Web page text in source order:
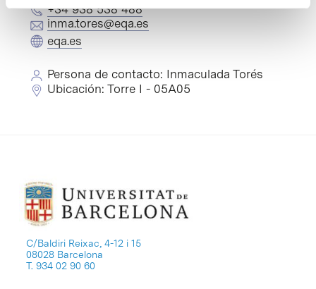
+34 938 538 488
inma.tores@eqa.es
eqa.es
Persona de contacto: Inmaculada Torés
Ubicación: Torre I - 05A05
C/Baldiri Reixac, 4-12 i 15
08028 Barcelona
T. 934 02 90 60